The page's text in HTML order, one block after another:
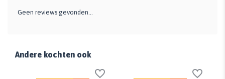
Geen reviews gevonden...
Andere kochten ook